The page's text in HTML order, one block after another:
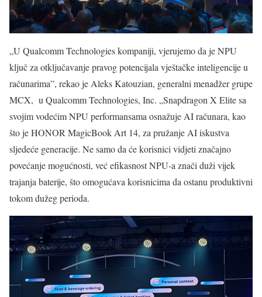
„U Qualcomm Technologies kompaniji, ​​vjerujemo da je NPU
ključ za otključavanje pravog potencijala vještačke inteligencije u
računarima”, rekao je Aleks Katouzian, generalni menadžer grupe
MCX, u Qualcomm Technologies, ​​Inc. „Snapdragon X Elite sa
svojim vodećim NPU performansama osnažuje AI računara, kao
što je HONOR MagicBook Art 14, za pružanje AI iskustva
sljedeće generacije. Ne samo da će korisnici vidjeti značajno
povećanje mogućnosti, već efikasnost NPU-a znači duži vijek
trajanja baterije, što omogućava korisnicima da ostanu produktivni
tokom dužeg perioda.